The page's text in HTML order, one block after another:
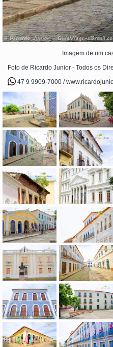
Imagem de um
Foto de Ricardo Junior - Todos os
47 9 9909-7000 /